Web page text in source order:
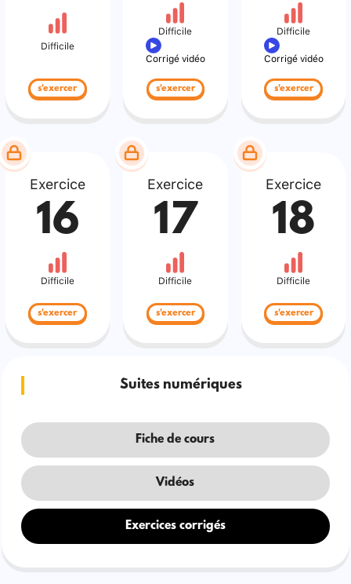
Difficile
s'exercer
Difficile
Corrigé vidéo
s'exercer
Difficile
Corrigé vidéo
s'exercer
Exercice
16
Difficile
s'exercer
Exercice
17
Difficile
s'exercer
Exercice
18
Difficile
s'exercer
Suites numériques
Fiche de cours
Vidéos
Exercices corrigés